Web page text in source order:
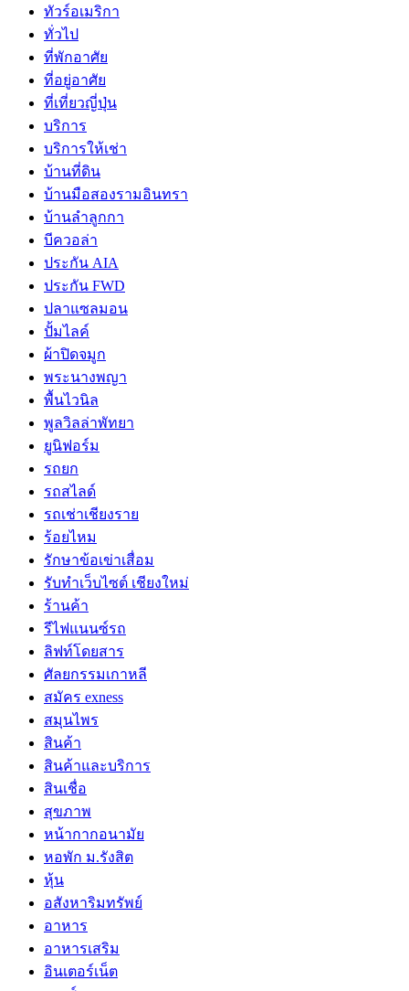
ทัวร์อเมริกา
ทั่วไป
ที่พักอาศัย
ที่อยู่อาศัย
ที่เที่ยวญี่ปุ่น
บริการ
บริการให้เช่า
บ้านที่ดิน
บ้านมือสองรามอินทรา
บ้านลำลูกกา
บีควอล่า
ประกัน AIA
ประกัน FWD
ปลาแซลมอน
ปั้มไลค์
ผ้าปิดจมูก
พระนางพญา
พื้นไวนิล
พูลวิลล่าพัทยา
ยูนิฟอร์ม
รถยก
รถสไลด์
รถเช่าเชียงราย
ร้อยไหม
รักษาข้อเข่าเสื่อม
รับทำเว็บไซต์ เชียงใหม่
ร้านค้า
รีไฟแนนซ์รถ
ลิฟท์โดยสาร
ศัลยกรรมเกาหลี
สมัคร exness
สมุนไพร
สินค้า
สินค้าและบริการ
สินเชื่อ
สุขภาพ
หน้ากากอนามัย
หอพัก ม.รังสิต
หุ้น
อสังหาริมทรัพย์
อาหาร
อาหารเสริม
อินเตอร์เน็ต